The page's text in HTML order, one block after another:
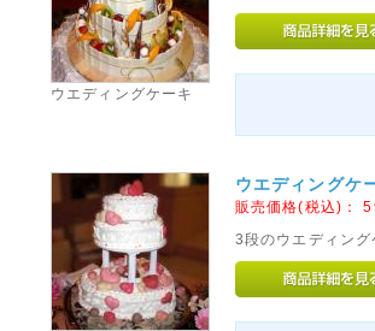
ウエディングケーキ
ウエディング
販売価格(税込)：
3段のウエディング